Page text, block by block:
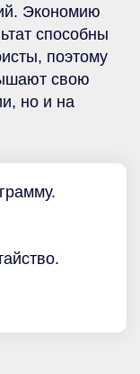
Экономию
способны
поэтому
свою
но и на